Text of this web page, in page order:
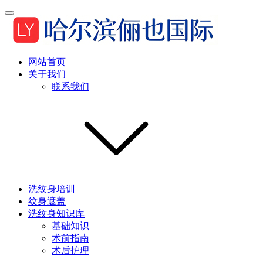
网站首页
关于我们
联系我们
洗纹身培训
纹身遮盖
洗纹身知识库
基础知识
术前指南
术后护理